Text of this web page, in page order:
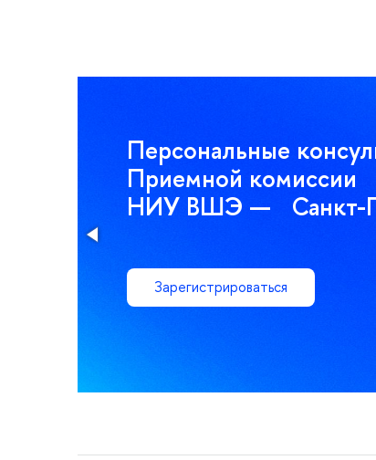
Персональные
Приемной комиссии
НИУ ВШЭ — Санкт-
Зарегистрироваться